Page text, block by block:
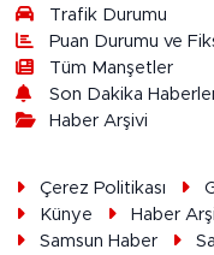
Trafik Durumu
Puan Durumu ve
Tüm Manşetler
Son Dakika
Haber Arşivi
Çerez Politikası
Künye
Haber
Samsun Haber